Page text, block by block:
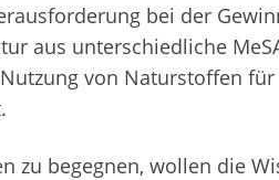
bei der
aus unterschiedliche
von Naturstoffen
zu begegnen, wollen die